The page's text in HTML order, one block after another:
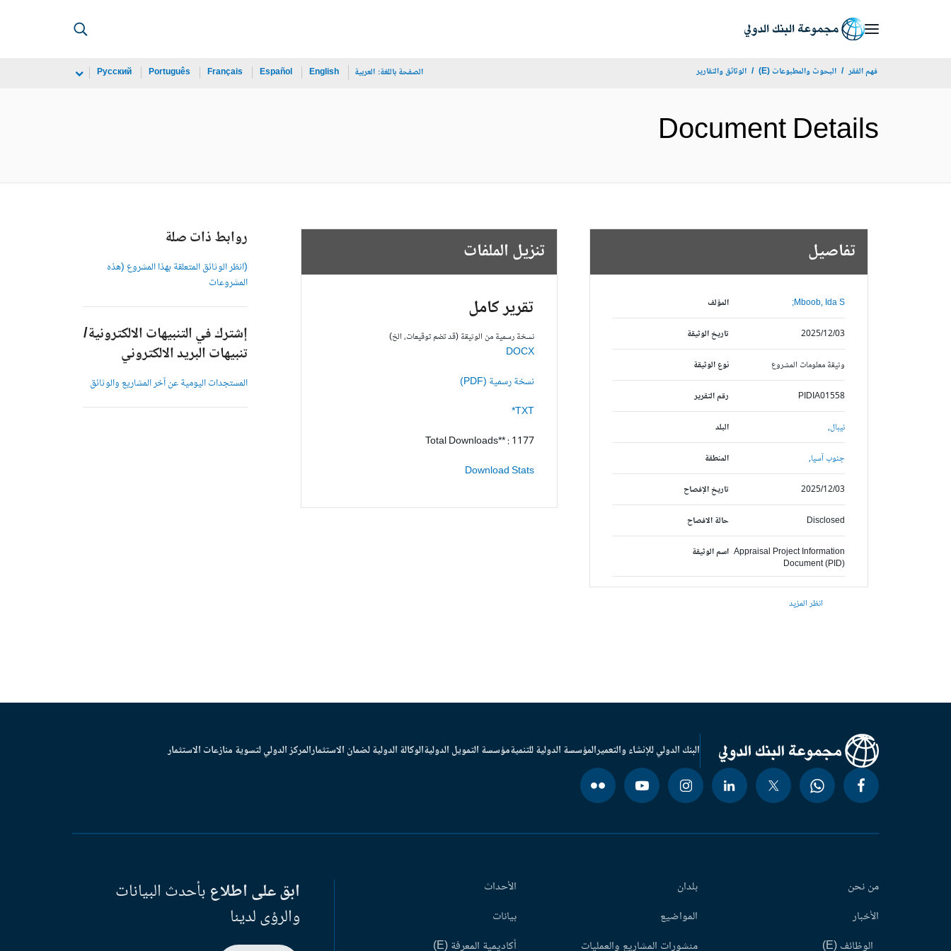
فهم الفقر البحوث والمطبوعات (E) الوثائق والتقارير الصفحة باللغة: العربية English
Español
Français
Português
Русский
Document Details
تفاصيل
المؤلف Mboob, Ida S;
تاريخ الوثيقة 2025/12/03
نوع الوثيقة وثيقة معلومات المشروع
رقم التقرير PIDIA01558
البلد نيبال,
المنطقة جنوب آسيا,
تاريخ الإفصاح 2025/12/03
حالة الافصاح Disclosed
اسم الوثيقة Appraisal Project Information
Document (PID)
انظر المزيد
تنزيل الملفات
تقرير كامل
نسخة رسمية من الوثيقة (قد تضم توقيعات، الخ)
DOCX
نسخة رسمية (PDF)
TXT*
Total Downloads** : 1177
Download Stats
روابط ذات صلة
(انظر الوثائق المتعلقة بهذا المشروع (هذه
المشروعات
إشترك في التنبيهات الالكترونية/
تنبيهات البريد الالكتروني
المستجدات اليومية عن آخر المشاريع والوثائق
البنك الدولي للإنشاء والتعميرالمؤسسة الدولية للتنميةمؤسسة التمويل الدوليةالوكالة الدولية لضمان الاستثمارالمركز الدولي لتسوية منازعات الاستثمار
من نحن
الأخبار
الوظائف (E)
بلدان
المواضيع
منشورات المشاريع والعمليات
الأحداث
بيانات
أكاديمية المعرفة (E)
ابق على اطلاعبأحدث البيانات
والرؤى لدينا